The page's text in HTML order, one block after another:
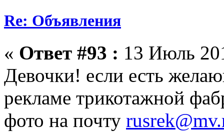
Re: Объявления
« Ответ #93 : 13 Июль
Девочки! если есть
рекламе трикотажной
фото на почту